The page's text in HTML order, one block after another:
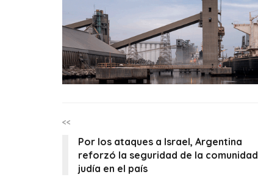
<<
Por los ataques a Israel, Argentina
reforzó la seguridad de la comunidad
judía en el país